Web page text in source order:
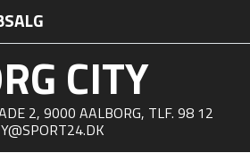
CITY
2, 9000 AALBORG, TLF. 98 12